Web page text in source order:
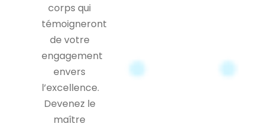
corps qui
témoigneront
de votre
engagement
envers
l’excellence.
Devenez le
maître